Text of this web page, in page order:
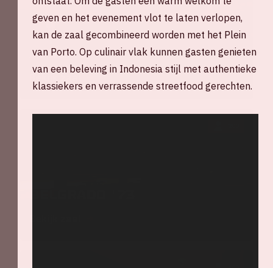
Athene '87
geven en het evenement vlot te laten verlopen,
kan de zaal gecombineerd worden met het Plein
van Porto. Op culinair vlak kunnen gasten genieten
van een beleving in Indonesia stijl met authentieke
klassiekers en verrassende streetfood gerechten.